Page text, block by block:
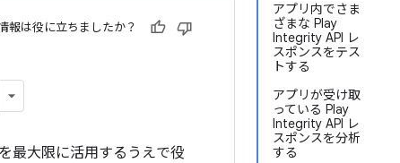
アプリ内でさま
ざまな Play
Integrity API レ
スポンスをテス
トする
アプリが受け取
っている Play
Integrity API レ
スポンスを分析
する
報は役に立ちましたか？
最大限に活用するうえで役